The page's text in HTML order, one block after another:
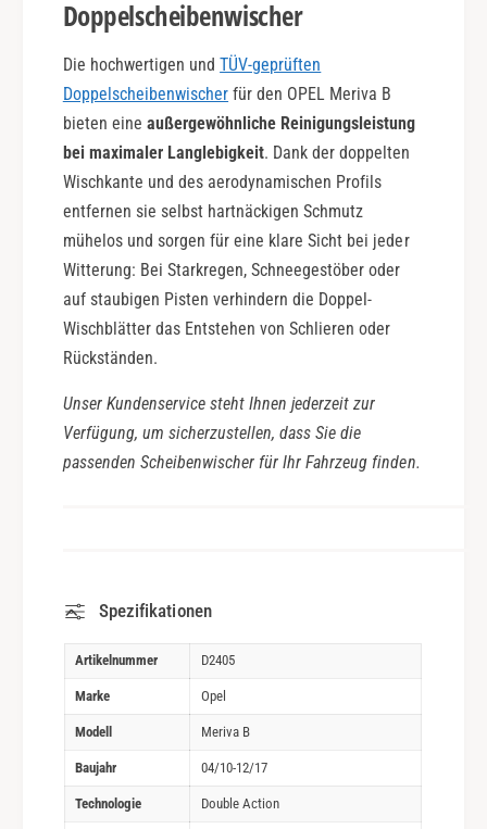
Doppelscheibenwischer
Die hochwertigen undTÜV-geprüften
Doppelscheibenwischer für den OPEL Meriva B
bieten eine außergewöhnliche Reinigungsleistung
bei maximaler Langlebigkeit. Dank der doppelten
Wischkante und des aerodynamischen Profils
entfernen sie selbst hartnäckigen Schmutz
mühelos und sorgen für eine klare Sicht bei jeder
Witterung: Bei Starkregen, Schneegestöber oder
auf staubigen Pisten verhindern die Doppel-
Wischblätter das Entstehen von Schlieren oder
Rückständen.
Unser Kundenservice steht Ihnen jederzeit zur
Verfügung, um sicherzustellen, dass Sie die
passenden Scheibenwischer für Ihr Fahrzeug finden.
Spezifikationen
Artikelnummer D2405
Marke Opel
Modell Meriva B
Baujahr 04/10-12/17
Technologie Double Action